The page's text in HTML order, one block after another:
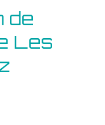
de
Les